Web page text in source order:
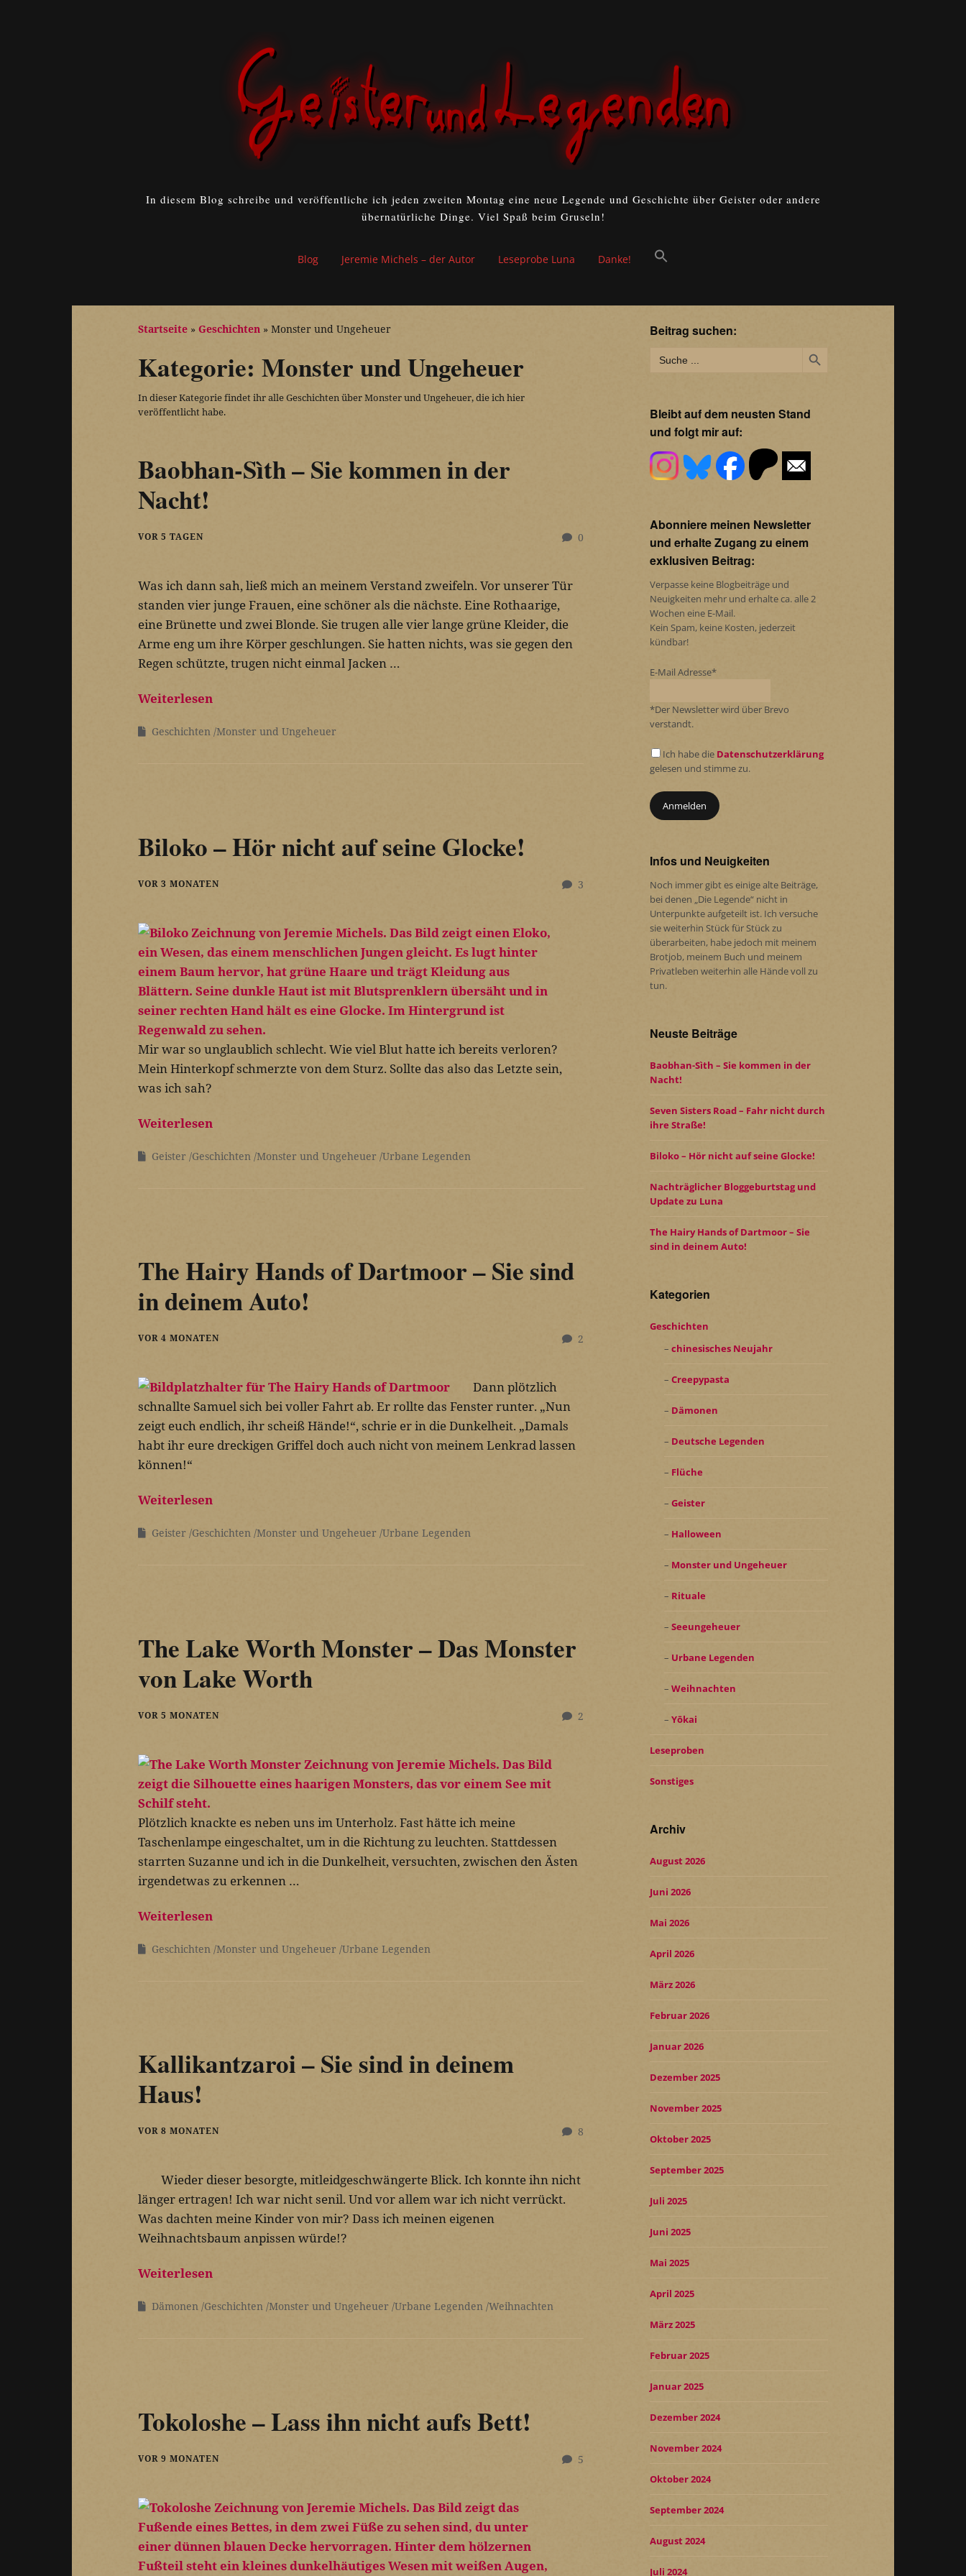
In diesem Blog schreibe und veröffentliche ich jeden zweiten Montag eine neue Legende und Geschichte über Geister oder andere
übernatürliche Dinge. Viel Spaß beim Gruseln!
Blog Jeremie Michels – der Autor Leseprobe Luna Danke!
Startseite » Geschichten » Monster und Ungeheuer
Kategorie: Monster und Ungeheuer
In dieser Kategorie findet ihr alle Geschichten über Monster und Ungeheuer, die ich hier
veröffentlicht habe.
Baobhan-Sìth – Sie kommen in der
Nacht!
0
VOR 5 TAGEN
Was ich dann sah, ließ mich an meinem Verstand zweifeln. Vor unserer Tür
standen vier junge Frauen, eine schöner als die nächste. Eine Rothaarige,
eine Brünette und zwei Blonde. Sie trugen alle vier lange grüne Kleider, die
Arme eng um ihre Körper geschlungen. Sie hatten nichts, was sie gegen den
Regen schützte, trugen nicht einmal Jacken …
Weiterlesen
Geschichten Monster und Ungeheuer
Biloko – Hör nicht auf seine Glocke!
3
VOR 3 MONATEN
Mir war so unglaublich schlecht. Wie viel Blut hatte ich bereits verloren?
Mein Hinterkopf schmerzte von dem Sturz. Sollte das also das Letzte sein,
was ich sah?
Weiterlesen
Geister Geschichten Monster und Ungeheuer Urbane Legenden
The Hairy Hands of Dartmoor – Sie sind
in deinem Auto!
2
VOR 4 MONATEN
Dann plötzlich
schnallte Samuel sich bei voller Fahrt ab. Er rollte das Fenster runter. „Nun
zeigt euch endlich, ihr scheiß Hände!“, schrie er in die Dunkelheit. „Damals
habt ihr eure dreckigen Griffel doch auch nicht von meinem Lenkrad lassen
können!“
Weiterlesen
Geister Geschichten Monster und Ungeheuer Urbane Legenden
The Lake Worth Monster – Das Monster
von Lake Worth
2
VOR 5 MONATEN
Plötzlich knackte es neben uns im Unterholz. Fast hätte ich meine
Taschenlampe eingeschaltet, um in die Richtung zu leuchten. Stattdessen
starrten Suzanne und ich in die Dunkelheit, versuchten, zwischen den Ästen
irgendetwas zu erkennen …
Weiterlesen
Geschichten Monster und Ungeheuer Urbane Legenden
Kallikantzaroi – Sie sind in deinem
Haus!
8
VOR 8 MONATEN
Wieder dieser besorgte, mitleidgeschwängerte Blick. Ich konnte ihn nicht
länger ertragen! Ich war nicht senil. Und vor allem war ich nicht verrückt.
Was dachten meine Kinder von mir? Dass ich meinen eigenen
Weihnachtsbaum anpissen würde!?
Weiterlesen
Dämonen Geschichten Monster und Ungeheuer Urbane Legenden Weihnachten
Tokoloshe – Lass ihn nicht aufs Bett!
5
VOR 9 MONATEN
Beitrag suchen:
for:
Bleibt auf dem neusten Stand
und folgt mir auf:
Abonniere meinen Newsletter
und erhalte Zugang zu einem
exklusiven Beitrag:
Verpasse keine Blogbeiträge und
Neuigkeiten mehr und erhalte ca. alle 2
Wochen eine E-Mail.
Kein Spam, keine Kosten, jederzeit
kündbar!
E-Mail Adresse*
*Der Newsletter wird über Brevo
verstandt.
Ich habe die Datenschutzerklärung
gelesen und stimme zu.
Infos und Neuigkeiten
Noch immer gibt es einige alte Beiträge,
bei denen „Die Legende“ nicht in
Unterpunkte aufgeteilt ist. Ich versuche
sie weiterhin Stück für Stück zu
überarbeiten, habe jedoch mit meinem
Brotjob, meinem Buch und meinem
Privatleben weiterhin alle Hände voll zu
tun.
Neuste Beiträge
Baobhan-Sìth – Sie kommen in der
Nacht!
Seven Sisters Road – Fahr nicht durch
ihre Straße!
Biloko – Hör nicht auf seine Glocke!
Nachträglicher Bloggeburtstag und
Update zu Luna
The Hairy Hands of Dartmoor – Sie
sind in deinem Auto!
Kategorien
Geschichten
chinesisches Neujahr
Creepypasta
Dämonen
Deutsche Legenden
Flüche
Geister
Halloween
Monster und Ungeheuer
Rituale
Seeungeheuer
Urbane Legenden
Weihnachten
Yōkai
Leseproben
Sonstiges
Archiv
August 2026
Juni 2026
Mai 2026
April 2026
März 2026
Februar 2026
Januar 2026
Dezember 2025
November 2025
Oktober 2025
September 2025
Juli 2025
Juni 2025
Mai 2025
April 2025
März 2025
Februar 2025
Januar 2025
Dezember 2024
November 2024
Oktober 2024
September 2024
August 2024
Juli 2024